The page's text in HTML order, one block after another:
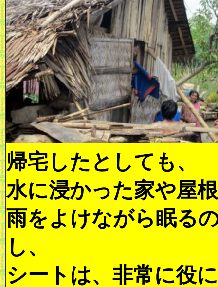
帰宅したとしても、
水に浸かった家や屋
雨をよけながら眠る
し、
シートは、非常に役